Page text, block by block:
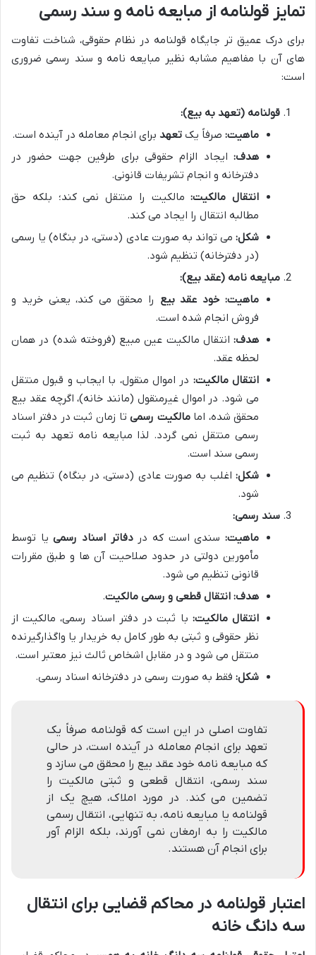
تمایز قولنامه از مبایعه نامه و سند رسمی
برای درک عمیق تر جایگاه قولنامه در نظام حقوقی، شناخت تفاوت
های آن با مفاهیم مشابه نظیر مبایعه نامه و سند رسمی ضروری
است:
قولنامه (تعهد به بیع):
ماهیت: صرفاً یک تعهد برای انجام معامله در آینده است.
هدف: ایجاد الزام حقوقی برای طرفین جهت حضور در
دفترخانه و انجام تشریفات قانونی.
انتقال مالکیت:مالکیت را منتقل نمی کند؛ بلکه حق
مطالبه انتقال را ایجاد می کند.
شکل: می تواند به صورت عادی (دستی، در بنگاه) یا رسمی
(در دفترخانه) تنظیم شود.
مبایعه نامه (عقد بیع):
ماهیت: خود عقد بیع را محقق می کند، یعنی خرید و
فروش انجام شده است.
هدف: انتقال مالکیت عین مبیع (فروخته شده) در همان
لحظه عقد.
انتقال مالکیت: در اموال منقول، با ایجاب و قبول منتقل
می شود. در اموال غیرمنقول (مانند خانه)، اگرچه عقد بیع
محقق شده، امامالکیت رسمیتا زمان ثبت در دفتر اسناد
رسمی منتقل نمی گردد. لذا مبایعه نامه تعهد به ثبت
رسمی سند است.
شکل: اغلب به صورت عادی (دستی، در بنگاه) تنظیم می
شود.
سند رسمی:
ماهیت:سندی است که دردفاتر اسناد رسمییا توسط
مأمورین دولتی در حدود صلاحیت آن ها و طبق مقررات
قانونی تنظیم می شود.
هدف: انتقال قطعی و رسمی مالکیت.
انتقال مالکیت: با ثبت در دفتر اسناد رسمی، مالکیت از
نظر حقوقی و ثبتی به طور کامل به خریدار یا واگذارگیرنده
منتقل می شود و در مقابل اشخاص ثالث نیز معتبر است.
شکل: فقط به صورت رسمی در دفترخانه اسناد رسمی.
تفاوت اصلی در این است که قولنامه صرفاً یک
تعهد برای انجام معامله در آینده است، در حالی
که مبایعه نامه خود عقد بیع را محقق می سازد و
سند رسمی، انتقال قطعی و ثبتی مالکیت را
تضمین می کند. در مورد املاک، هیچ یک از
قولنامه یا مبایعه نامه، به تنهایی، انتقال رسمی
مالکیت را به ارمغان نمی آورند، بلکه الزام آور
برای انجام آن هستند.
اعتبار قولنامه در محاکم قضایی برای انتقال
سه دانگ خانه